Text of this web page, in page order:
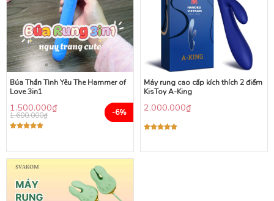
Búa Thần Tình Yêu The Hammer of
Love 3in1
-6%
1.600.000₫
1.500.000₫
Máy rung cao cấp kích thích 2 điểm
KisToy A-King
2.000.000₫
5 sao